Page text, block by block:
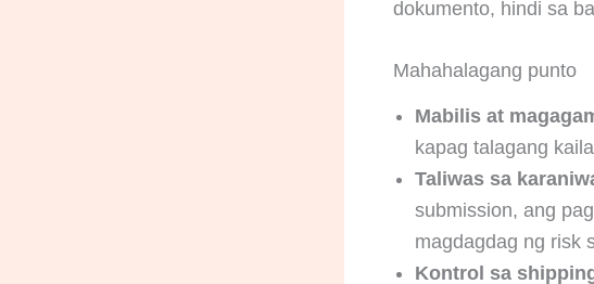
dokumento, hindi sa
Mahahalagang punto
Mabilis at
kapag talagang
Taliwas sa
submission, ang
magdagdag ng risk
Kontrol sa